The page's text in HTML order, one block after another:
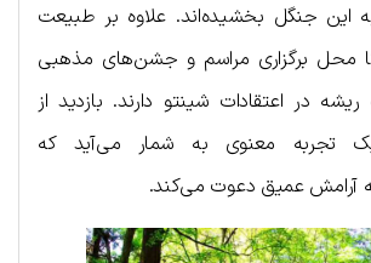
جنگل بخشیده‌اند. علاوه بر طبیعت
محل برگزاری مراسم و جشن‌های مذهبی
در اعتقادات شینتو دارند. بازدید از
تجربه معنوی به شمار می‌آید که
به آرامش عمیق دعوت می‌کند.